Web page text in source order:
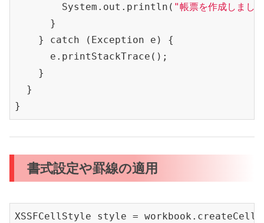
System . out.println( "帳票を作成しまし
      }
    } catch (Exception e) {
      e.print
StackTrace() ;
    }
  }
書式設定や罫線の適用
XSSFCellStyle style = workbook.create